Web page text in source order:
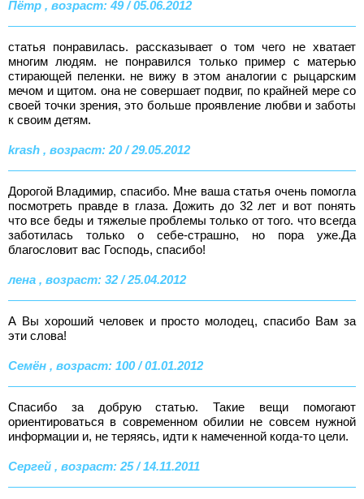
Пётр , возраст: 49 / 05.06.2012
статья понравилась. рассказывает о том чего не хватает
многим людям. не понравился только пример с матерью
стирающей пеленки. не вижу в этом аналогии с рыцарским
мечом и щитом. она не совершает подвиг, по крайней мере со
своей точки зрения, это больше проявление любви и заботы
к своим детям.
krash , возраст: 20 / 29.05.2012
Дорогой Владимир, спасибо. Мне ваша статья очень помогла
посмотреть правде в глаза. Дожить до 32 лет и вот понять
что все беды и тяжелые проблемы только от того. что всегда
заботилась только о себе-страшно, но пора уже.Да
благословит вас Господь, спасибо!
лена , возраст: 32 / 25.04.2012
А Вы хороший человек и просто молодец, спасибо Вам за
эти слова!
Семён , возраст: 100 / 01.01.2012
Спасибо за добрую статью. Такие вещи помогают
ориентироваться в современном обилии не совсем нужной
информации и, не теряясь, идти к намеченной когда-то цели.
Сергей , возраст: 25 / 14.11.2011